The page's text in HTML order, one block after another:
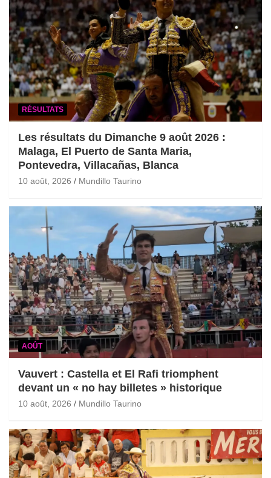
RÉSULTATS
Les résultats du Dimanche 9 août 2026 :
Malaga, El Puerto de Santa Maria,
Pontevedra, Villacañas, Blanca
10 août, 2026 Mundillo Taurino
AOÛT
Vauvert : Castella et El Rafi triomphent
devant un « no hay billetes » historique
10 août, 2026 Mundillo Taurino